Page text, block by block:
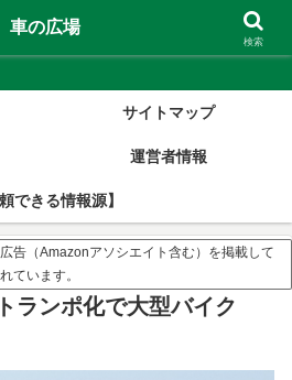
車の広場
サイトマップ
運営者情報
頼できる情報源】
告（Amazonアソシエイト含む）を掲載して
ています。
ランポ化で大型バイク
車の広場
検索